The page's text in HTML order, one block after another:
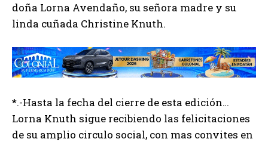
doña Lorna Avendaño, su señora madre y su
linda cuñada Christine Knuth.
*.-Hasta la fecha del cierre de esta edición…
Lorna Knuth sigue recibiendo las felicitaciones
de su amplio circulo social, con mas convites en